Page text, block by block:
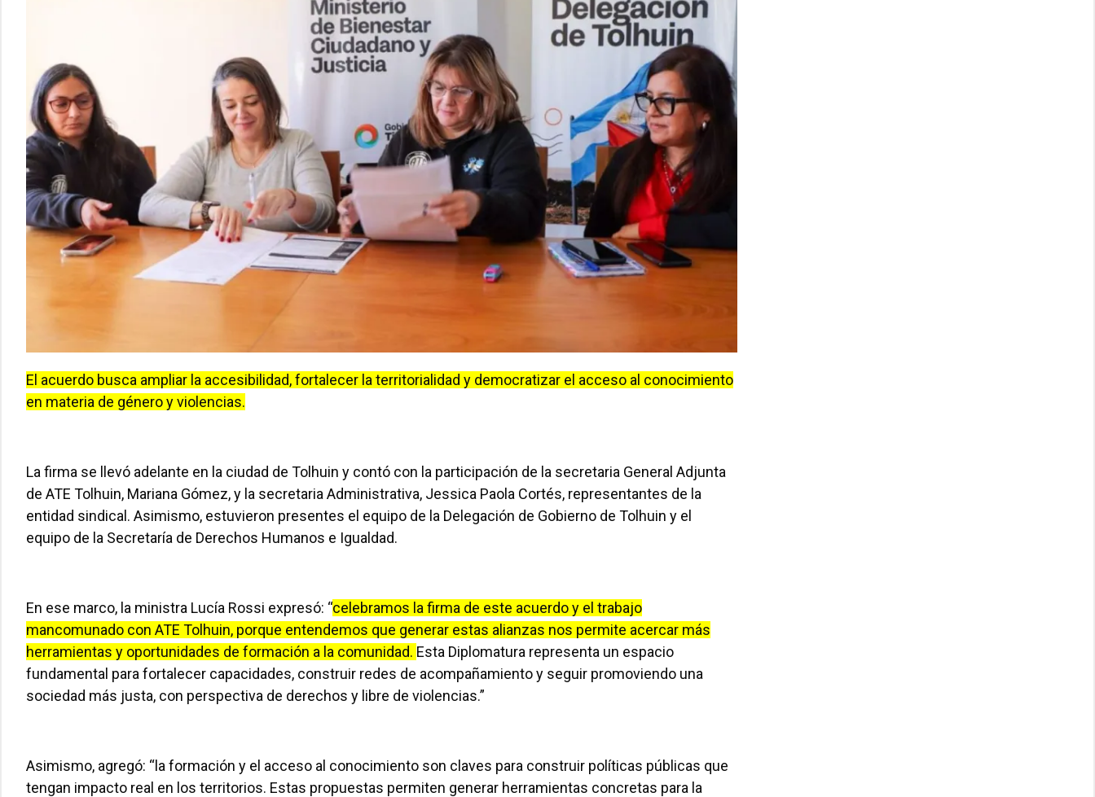
El acuerdo busca ampliar la accesibilidad, fortalecer la territorialidad y democratizar el acceso al conocimiento
en materia de género y violencias.
La firma se llevó adelante en la ciudad de Tolhuin y contó con la participación de la secretaria General Adjunta
de ATE Tolhuin, Mariana Gómez, y la secretaria Administrativa, Jessica Paola Cortés, representantes de la
entidad sindical. Asimismo, estuvieron presentes el equipo de la Delegación de Gobierno de Tolhuin y el
equipo de la Secretaría de Derechos Humanos e Igualdad.
En ese marco, la ministra Lucía Rossi expresó: “celebramos la firma de este acuerdo y el trabajo
mancomunado con ATE Tolhuin, porque entendemos que generar estas alianzas nos permite acercar más
herramientas y oportunidades de formación a la comunidad. Esta Diplomatura representa un espacio
fundamental para fortalecer capacidades, construir redes de acompañamiento y seguir promoviendo una
sociedad más justa, con perspectiva de derechos y libre de violencias.”
Asimismo, agregó: “la formación y el acceso al conocimiento son claves para construir políticas públicas que
tengan impacto real en los territorios. Estas propuestas permiten generar herramientas concretas para la